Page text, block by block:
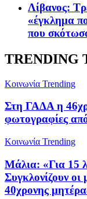
Λίβανος:
«έγκλημα
που
TRENDING
Κοινωνία Trending
Στη ΓΑΔΑ η
φωτογραφίες
Κοινωνία Trending
Μάλια: «Για 15
Συγκλονίζουν οι
40χρονης